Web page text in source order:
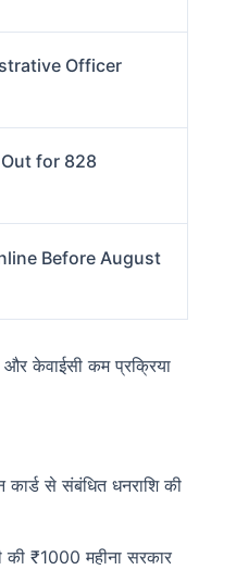
Officer
for 828
Before August
और केवाईसी कम प्रक्रिया
कार्ड से संबंधित धनराशि की
की ₹1000 महीना सरकार